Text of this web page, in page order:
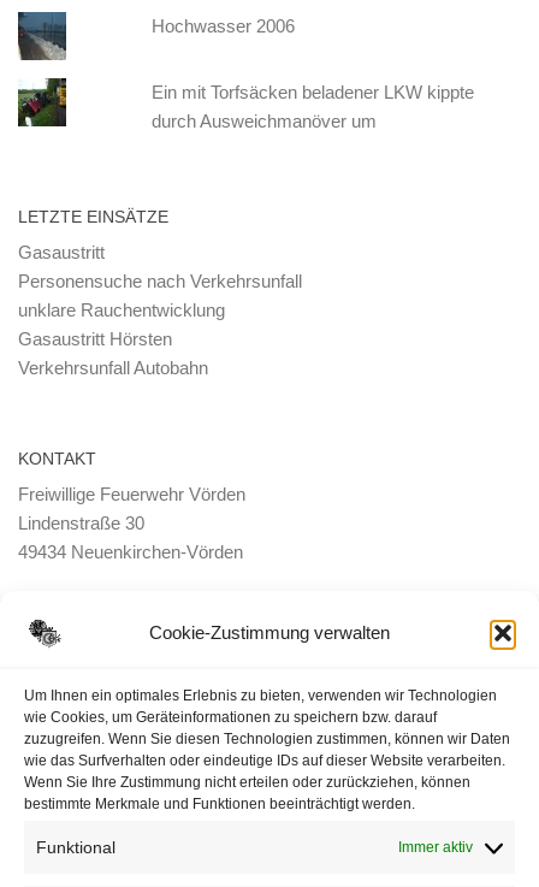
Cookie-Zustimmung verwalten
Um Ihnen ein optimales Erlebnis zu bieten, verwenden wir Technologien
wie Cookies, um Geräteinformationen zu speichern bzw. darauf
zuzugreifen. Wenn Sie diesen Technologien zustimmen, können wir Daten
wie das Surfverhalten oder eindeutige IDs auf dieser Website verarbeiten.
Wenn Sie Ihre Zustimmung nicht erteilen oder zurückziehen, können
bestimmte Merkmale und Funktionen beeinträchtigt werden.
Funktional Immer aktiv
Hochwasser 2006
Ein mit Torfsäcken beladener LKW kippte
durch Ausweichmanöver um
LETZTE EINSÄTZE
Gasaustritt
Personensuche nach Verkehrsunfall
unklare Rauchentwicklung
Gasaustritt Hörsten
Verkehrsunfall Autobahn
KONTAKT
Freiwillige Feuerwehr Vörden
Lindenstraße 30
49434 Neuenkirchen-Vörden
Datenschutzerklärung
Impressum
Cookie-Richtlinie (EU)